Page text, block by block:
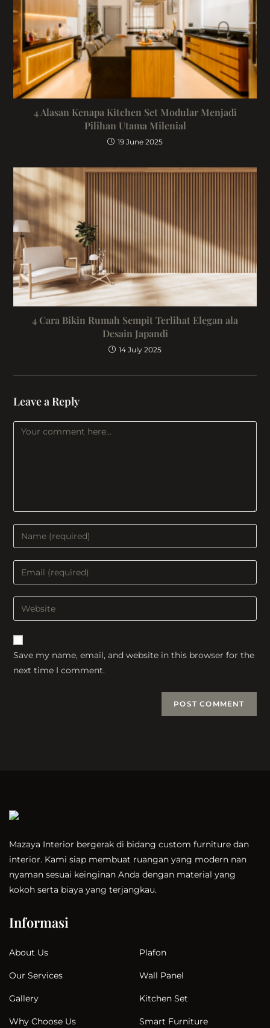
4 Alasan Kenapa Kitchen Set Modular Menjadi
Pilihan Utama Milenial
19 June 2025
4 Cara Bikin Rumah Sempit Terlihat Elegan ala
Desain Japandi
14 July 2025
Leave a Reply
Comment
Enter
your
name
or
to
comment
Enter
your
email
address
comment
Enter
your
website
Save my name, email, and website in this browser for the
next time I comment.
Mazaya Interior bergerak di bidang custom furniture dan
interior. Kami siap membuat ruangan yang modern nan
nyaman sesuai keinginan Anda dengan material yang
kokoh serta biaya yang terjangkau.
Informasi
About Us
Our Services
Gallery
Why Choose Us
Plafon
Wall Panel
Kitchen Set
Smart Furniture